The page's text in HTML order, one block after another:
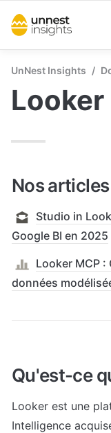
UnNest Insights /
Looker
Nos articles
Studio in
Google BI en 2025
Looker MCP
données
Qu'est-ce
Looker est une
Intelligence